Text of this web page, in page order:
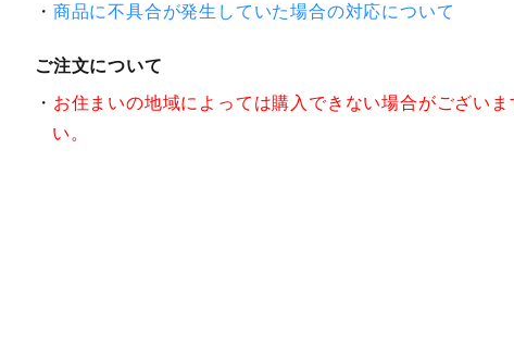
商品に不具合が発生していた場合の対応について
ご注文について
お住まいの地域によっては購入できない場合がござい
い。